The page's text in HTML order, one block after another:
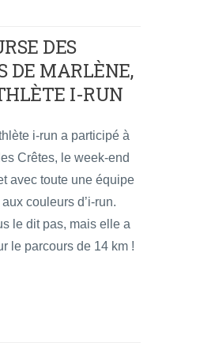
DES
DE MARLÈNE,
I-RUN
i-run a participé à
Crêtes, le week-end
avec toute une équipe
couleurs d’i-run.
le dit pas, mais elle a
le parcours de 14 km !